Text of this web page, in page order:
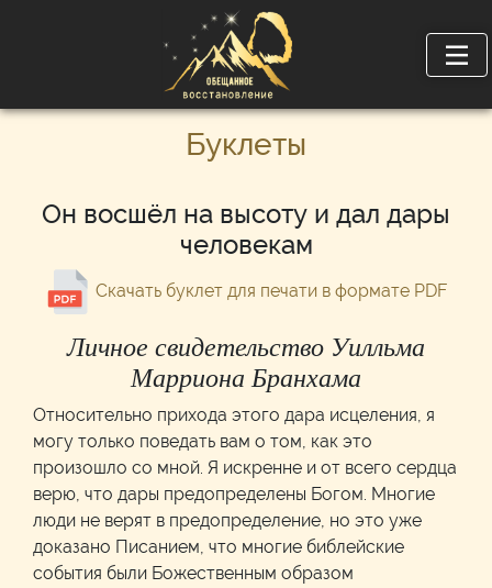
Буклеты
Он восшёл на высоту и дал дары
человекам
Скачать буклет для печати в формате PDF
Личное свидетельство Уилльма
Марриона Бранхама
Относительно прихода этого дара исцеления, я
могу только поведать вам о том, как это
произошло со мной. Я искренне и от всего сердца
верю, что дары предопределены Богом. Многие
люди не верят в предопределение, но это уже
доказано Писанием, что многие библейские
события были Божественным образом